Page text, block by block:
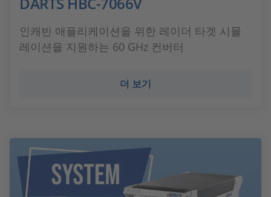
인캐빈 애플리케이션을 위한 레이더 타겟 시뮬
레이션을 지원하는 60 GHz 컨버터
더 보기